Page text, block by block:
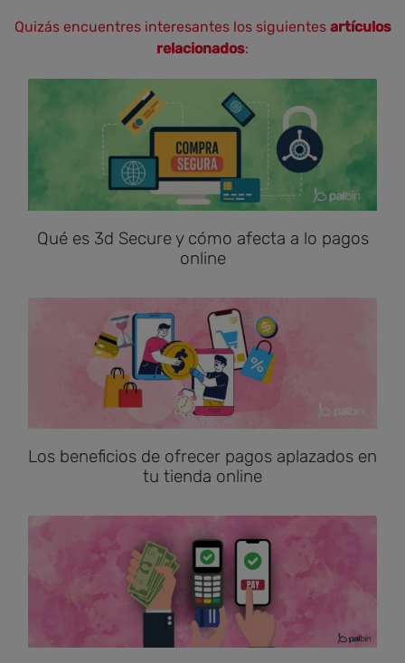
Quizás encuentres interesantes los siguientes artículos
relacionados:
Qué es 3d Secure y cómo afecta a lo pagos
online
Los beneficios de ofrecer pagos aplazados en
tu tienda online